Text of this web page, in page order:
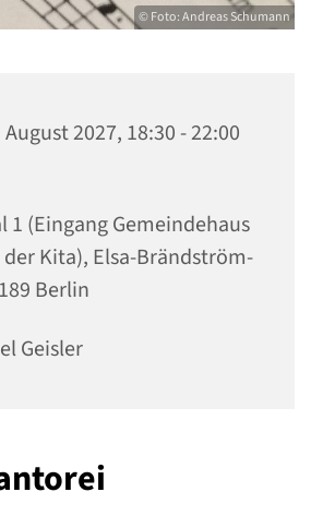
© Foto: Andreas Schumann
2027, 18:30 - 22:00
1 (Eingang Gemeindehaus
Kita), Elsa-Brändström-
Berlin
Geisler